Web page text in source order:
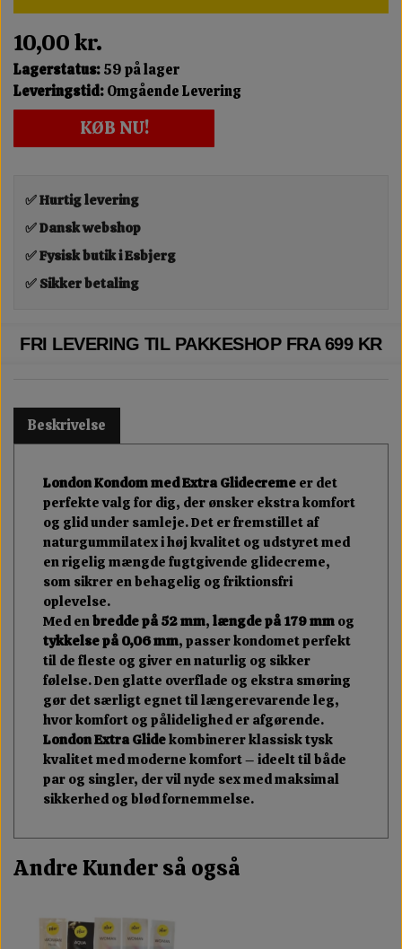
10,00 kr.
Lagerstatus:59 på lager
Leveringstid:Omgående Levering
KØB NU!
✅ Hurtig levering
✅ Dansk webshop
✅ Fysisk butik i Esbjerg
✅ Sikker betaling
FRI LEVERING TIL PAKKESHOP FRA 699 KR
Beskrivelse
London Kondom med Extra Glidecreme er det
perfekte valg for dig, der ønsker ekstra komfort
og glid under samleje. Det er fremstillet af
naturgummilatex i høj kvalitet og udstyret med
en rigelig mængde fugtgivende glidecreme,
som sikrer en behagelig og friktionsfri
oplevelse.
Med enbredde på 52 mm, længde på 179 mm og
tykkelse på 0,06 mm, passer kondomet perfekt
til de fleste og giver en naturlig og sikker
følelse. Den glatte overflade og ekstra smøring
gør det særligt egnet til længerevarende leg,
hvor komfort og pålidelighed er afgørende.
London Extra Glidekombinerer klassisk tysk
kvalitet med moderne komfort – ideelt til både
par og singler, der vil nyde sex med maksimal
sikkerhed og blød fornemmelse.
Andre Kunder så også